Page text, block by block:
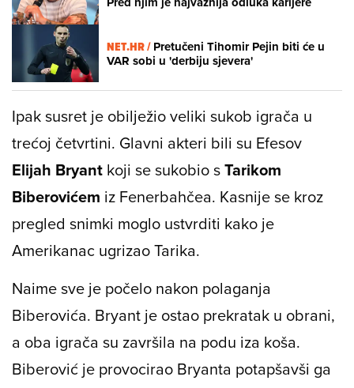
NET.HR /Pretučeni Tihomir Pejin biti će u
VAR sobi u 'derbiju sjevera'
Ipak susret je obilježio veliki sukob igrača u
trećoj četvrtini. Glavni akteri bili su Efesov
Elijah Bryant koji se sukobio sTarikom
Biberovićem iz Fenerbahčea. Kasnije se kroz
pregled snimki moglo ustvrditi kako je
Amerikanac ugrizao Tarika.
Naime sve je počelo nakon polaganja
Biberovića. Bryant je ostao prekratak u obrani,
a oba igrača su završila na podu iza koša.
Biberović je provocirao Bryanta potapšavši ga